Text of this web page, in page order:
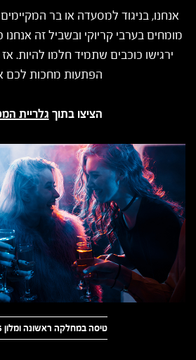
אנחנו, בניגוד למסעדה או בר
מומחים בערבי קריוקי ובשביל זה אנחנו
ירגישו כוכבים שתמיד חלמו להיות. אז
הפתעות מחכות לכם
הציצו בתוך גלריית
טיסה במחלקה ראשונה ומלון 5 כוכבים